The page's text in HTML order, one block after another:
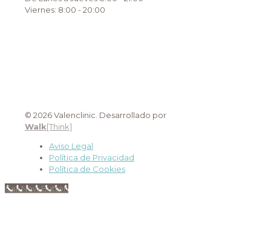
Viernes: 8:00 - 20:00
© 2026 Valenclinic. Desarrollado por
Walk[Think]
Aviso Legal
Política de Privacidad
Política de Cookies
Call Now Button